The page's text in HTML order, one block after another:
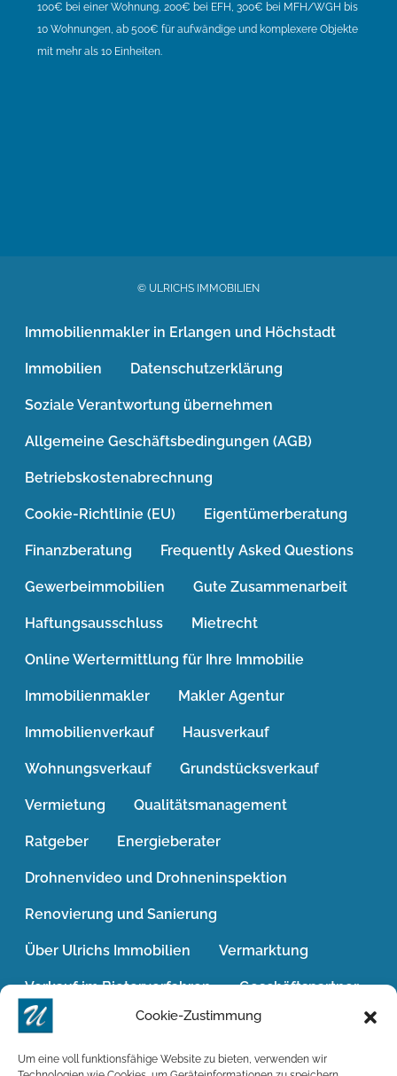
Cookie-Zustimmung
Um eine voll funktionsfähige Website zu bieten, verwenden wir
100€ bei einer Wohnung, 200€ bei EFH, 300€ bei MFH/WGH bis
10 Wohnungen, ab 500€ für aufwändige und komplexere Objekte
mit mehr als 10 Einheiten.
© ULRICHS IMMOBILIEN
Immobilienmakler in Erlangen und Höchstadt
Immobilien Datenschutzerklärung
Soziale Verantwortung übernehmen
Allgemeine Geschäftsbedingungen (AGB)
Betriebskostenabrechnung
Cookie-Richtlinie (EU) Eigentümerberatung
Finanzberatung Frequently Asked Questions
Gewerbeimmobilien Gute Zusammenarbeit
Haftungsausschluss Mietrecht
Online Wertermittlung für Ihre Immobilie
Immobilienmakler Makler Agentur
Immobilienverkauf Hausverkauf
Wohnungsverkauf Grundstücksverkauf
Vermietung Qualitätsmanagement
Ratgeber Energieberater
Drohnenvideo und Drohneninspektion
Renovierung und Sanierung
Über Ulrichs Immobilien Vermarktung
Verkauf im Bieterverfahren Geschäftspartner
Jobs / Karriere Das Geldwäschegesetz
Widerrufsrecht Win-Win-Situation